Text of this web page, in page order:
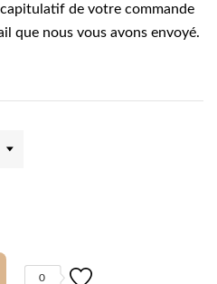
de votre commande
que nous vous avons envoyé.
0